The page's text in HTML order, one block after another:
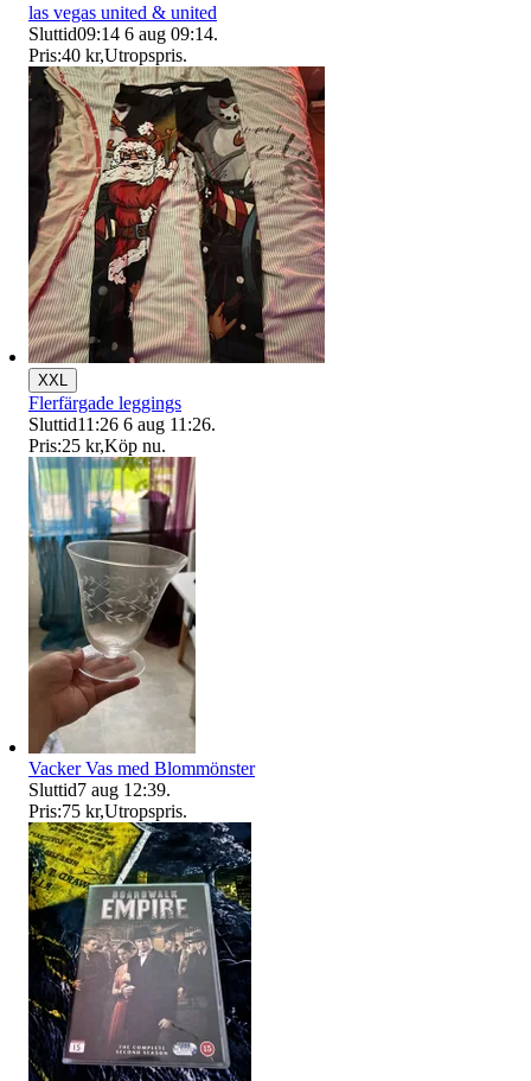
las vegas united & united
Sluttid09:14 6 aug 09:14.
Pris:40 kr,Utropspris.
XXL
Flerfärgade leggings
Sluttid11:26 6 aug 11:26.
Pris:25 kr,Köp nu.
Vacker Vas med Blommönster
Sluttid7 aug 12:39.
Pris:75 kr,Utropspris.